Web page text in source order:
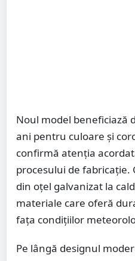
Noul model beneficiază
ani pentru culoare și
confirmă atenția
procesului de
din oțel galvanizat la
materiale care oferă
fața condițiilor
Pe lângă designul